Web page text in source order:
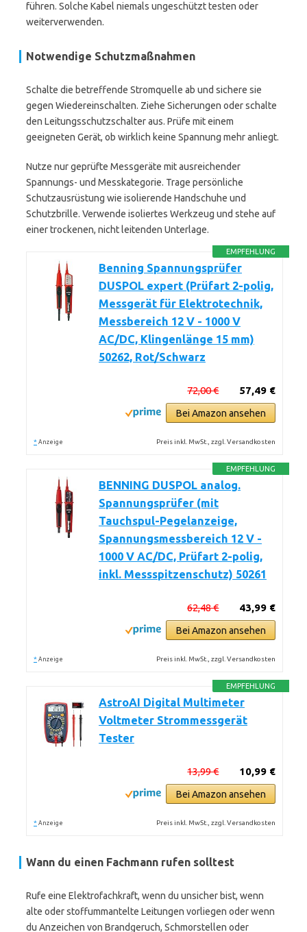
führen. Solche Kabel niemals ungeschützt testen oder
weiterverwenden.
Notwendige Schutzmaßnahmen
Schalte die betreffende Stromquelle ab und sichere sie
gegen Wiedereinschalten. Ziehe Sicherungen oder schalte
den Leitungsschutzschalter aus. Prüfe mit einem
geeigneten Gerät, ob wirklich keine Spannung mehr anliegt.
Nutze nur geprüfte Messgeräte mit ausreichender
Spannungs- und Messkategorie. Trage persönliche
Schutzausrüstung wie isolierende Handschuhe und
Schutzbrille. Verwende isoliertes Werkzeug und stehe auf
einer trockenen, nicht leitenden Unterlage.
EMPFEHLUNG
Benning Spannungsprüfer
DUSPOL expert (Prüfart 2-polig,
Messgerät für Elektrotechnik,
Messbereich 12 V - 1000 V
AC/DC, Klingenlänge 15 mm)
50262, Rot/Schwarz
57,49 €
72,00 €
Bei Amazon ansehen
* Anzeige Preis inkl. MwSt., zzgl. Versandkosten
EMPFEHLUNG
BENNING DUSPOL analog.
Spannungsprüfer (mit
Tauchspul-Pegelanzeige,
Spannungsmessbereich 12 V -
1000 V AC/DC, Prüfart 2-polig,
inkl. Messspitzenschutz) 50261
43,99 €
62,48 €
Bei Amazon ansehen
* Anzeige Preis inkl. MwSt., zzgl. Versandkosten
EMPFEHLUNG
AstroAI Digital Multimeter
Voltmeter Strommessgerät
Tester
10,99 €
13,99 €
Bei Amazon ansehen
* Anzeige Preis inkl. MwSt., zzgl. Versandkosten
Wann du einen Fachmann rufen solltest
Rufe eine Elektrofachkraft, wenn du unsicher bist, wenn
alte oder stoffummantelte Leitungen vorliegen oder wenn
du Anzeichen von Brandgeruch, Schmorstellen oder